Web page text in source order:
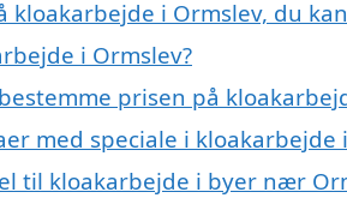
kloakarbejde i Ormslev, du
i Ormslev?
prisen på
med speciale i
til kloakarbejde i byer nær